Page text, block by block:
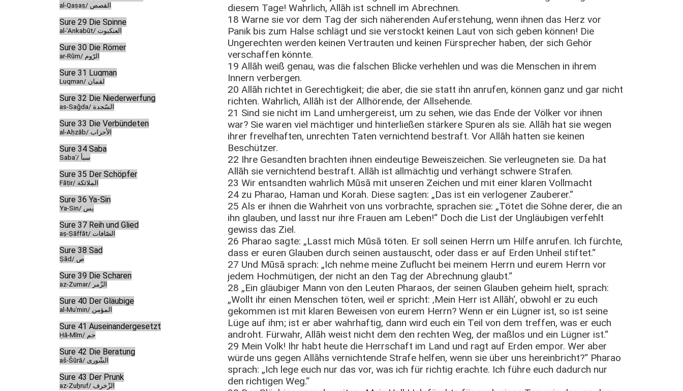
al-Qaṣaṣ/ القصص
Sure 29 Die Spinne
al-ʿAnkabūt/ العنكبوت
Sure 30 Die Römer
ar-Rūm/ الرّوم
Sure 31 Luqman
Luqman/ لقمان
Sure 32 Die Niederwerfung
as-Saǧda/ السّجدة
Sure 33 Die Verbündeten
al-Aḥzāb/ الأحزاب
Sure 34 Saba
Sabaʾ/ سبأ
Sure 35 Der Schöpfer
Fāṭir/ الملائكة
Sure 36 Ya-Sin
Ya-Sin/ يس
Sure 37 Reih und Glied
aṣ-Ṣāffāt/ الصّافات
Sure 38 Sad
Ṣād/ ص
Sure 39 Die Scharen
az-Zumar/ الزّمر
Sure 40 Der Gläubige
al-Muʾmin/ المؤمن
Sure 41 Auseinandergesetzt
Ḥā-Mīm/ حم
Sure 42 Die Beratung
aš-Šūrā/ الشّورى
Sure 43 Der Prunk
az-Zuḫruf/ الزّخرف
diesem Tage! Wahrlich, Allāh ist schnell im Abrechnen.
18 Warne sie vor dem Tag der sich näherenden Auferstehung, wenn ihnen das Herz vor
Panik bis zum Halse schlägt und sie verstockt keinen Laut von sich geben können! Die
Ungerechten werden keinen Vertrauten und keinen Fürsprecher haben, der sich Gehör
verschaffen könnte.
19 Allāh weiß genau, was die falschen Blicke verhehlen und was die Menschen in ihrem
Innern verbergen.
20 Allāh richtet in Gerechtigkeit; die aber, die sie statt ihn anrufen, können ganz und gar nicht
richten. Wahrlich, Allāh ist der Allhörende, der Allsehende.
21 Sind sie nicht im Land umhergereist, um zu sehen, wie das Ende der Völker vor ihnen
war? Sie waren viel mächtiger und hinterließen stärkere Spuren als sie. Allāh hat sie wegen
ihrer frevelhaften, unrechten Taten vernichtend bestraft. Vor Allāh hatten sie keinen
Beschützer.
22 Ihre Gesandten brachten ihnen eindeutige Beweiszeichen. Sie verleugneten sie. Da hat
Allāh sie vernichtend bestraft. Allāh ist allmächtig und verhängt schwere Strafen.
23 Wir entsandten wahrlich Mūsā mit unseren Zeichen und mit einer klaren Vollmacht
24 zu Pharao, Haman und Korah. Diese sagten: „Das ist ein verlogener Zauberer.“
25 Als er ihnen die Wahrheit von uns vorbrachte, sprachen sie: „Tötet die Söhne derer, die an
ihn glauben, und lasst nur ihre Frauen am Leben!“ Doch die List der Ungläubigen verfehlt
gewiss das Ziel.
26 Pharao sagte: „Lasst mich Mūsā töten. Er soll seinen Herrn um Hilfe anrufen. Ich fürchte,
dass er euren Glauben durch seinen austauscht, oder dass er auf Erden Unheil stiftet.“
27 Und Mūsā sprach: „Ich nehme meine Zuflucht bei meinem Herrn und eurem Herrn vor
jedem Hochmütigen, der nicht an den Tag der Abrechnung glaubt.“
28 „Ein gläubiger Mann von den Leuten Pharaos, der seinen Glauben geheim hielt, sprach:
„Wollt ihr einen Menschen töten, weil er spricht: ‚Mein Herr ist Allāh‘, obwohl er zu euch
gekommen ist mit klaren Beweisen von eurem Herrn? Wenn er ein Lügner ist, so ist seine
Lüge auf ihm; ist er aber wahrhaftig, dann wird euch ein Teil von dem treffen, was er euch
androht. Fürwahr, Allāh weist nicht dem den rechten Weg, der maßlos und ein Lügner ist.“
29 Mein Volk! Ihr habt heute die Herrschaft im Land und ragt auf Erden empor. Wer aber
würde uns gegen Allāhs vernichtende Strafe helfen, wenn sie über uns hereinbricht?“ Pharao
sprach: „Ich lege euch nur das vor, was ich für richtig erachte. Ich führe euch dadurch nur
den richtigen Weg.“